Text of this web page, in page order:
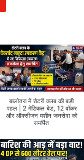
बालोतरा में रोटरी क्लब की बड़ी
पहल | 2 मेडिकल बेड, 12 वॉकर
और ऑक्सीजन मशीन जनसेवा को
समर्पित